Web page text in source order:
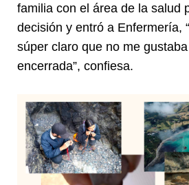
familia con el área de la salud
decisión y entró a Enfermería,
súper claro que no me
encerrada”, confiesa.